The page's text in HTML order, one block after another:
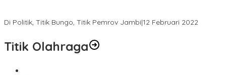
Di Politik, Titik Bungo, Titik Pemrov Jambi|12 Februari 2022
Titik Olahraga